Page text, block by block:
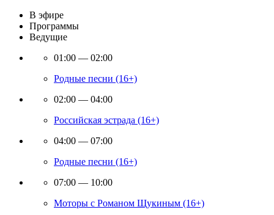
В эфире
Программы
Ведущие
01:00 — 02:00
Родные песни (16+)
02:00 — 04:00
Российская эстрада (16+)
04:00 — 07:00
Родные песни (16+)
07:00 — 10:00
Моторы с Романом Щукиным (16+)